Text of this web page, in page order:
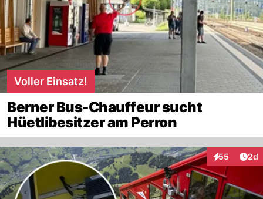
Voller Einsatz!
Berner Bus-Chauffeur sucht
Hüetlibesitzer am Perron
55
Interaktionen
2d